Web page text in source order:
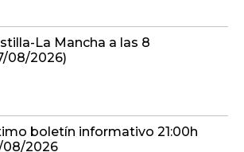
La Mancha a las 8
08/2026)
boletín informativo 21:00h
08/2026